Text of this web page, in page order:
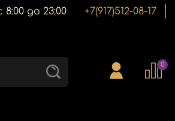
до 23:00 +7(917)512-08-17
0